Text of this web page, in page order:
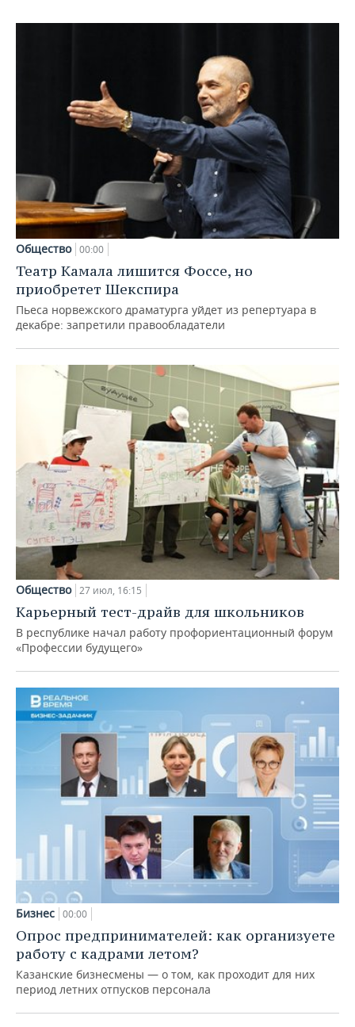
Общество 00:00
Театр Камала лишится Фоссе, но
приобретет Шекспира
Пьеса норвежского драматурга уйдет из репертуара в
декабре: запретили правообладатели
Общество 27 июл, 16:15
Карьерный тест-драйв для школьников
В республике начал работу профориентационный форум
«Профессии будущего»
Бизнес 00:00
Опрос предпринимателей: как организуете
работу с кадрами летом?
Казанские бизнесмены — о том, как проходит для них
период летних отпусков персонала